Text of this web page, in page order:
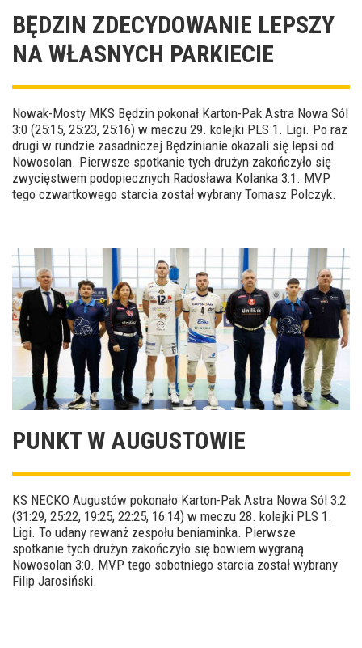
BĘDZIN ZDECYDOWANIE LEPSZY
NA WŁASNYCH PARKIECIE
Nowak-Mosty MKS Będzin pokonał Karton-Pak Astra Nowa Sól
3:0 (25:15, 25:23, 25:16) w meczu 29. kolejki PLS 1. Ligi. Po raz
drugi w rundzie zasadniczej Będzinianie okazali się lepsi od
Nowosolan. Pierwsze spotkanie tych drużyn zakończyło się
zwycięstwem podopiecznych Radosława Kolanka 3:1. MVP
tego czwartkowego starcia został wybrany Tomasz Polczyk.
PUNKT W AUGUSTOWIE
KS NECKO Augustów pokonało Karton-Pak Astra Nowa Sól 3:2
(31:29, 25:22, 19:25, 22:25, 16:14) w meczu 28. kolejki PLS 1.
Ligi. To udany rewanż zespołu beniaminka. Pierwsze
spotkanie tych drużyn zakończyło się bowiem wygraną
Nowosolan 3:0. MVP tego sobotniego starcia został wybrany
Filip Jarosiński.